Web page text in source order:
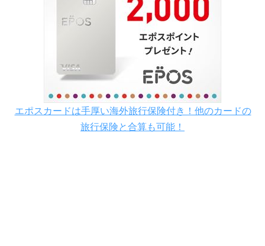
エポスカードは手厚い海外旅行保険付き！他のカードの
旅行保険と合算も可能！